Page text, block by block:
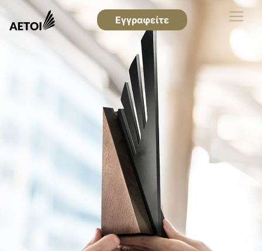
Εγγραφείτε